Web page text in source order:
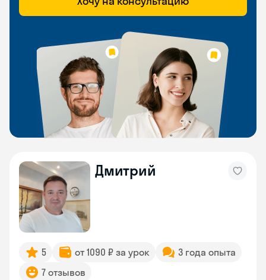
Дмитрий
5 от 1090 ₽ за урок
3 года опыта
7 отзывов